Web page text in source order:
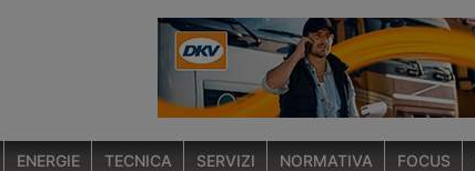
ENERGIE TECNICA SERVIZI NORMATIVA FOCUS